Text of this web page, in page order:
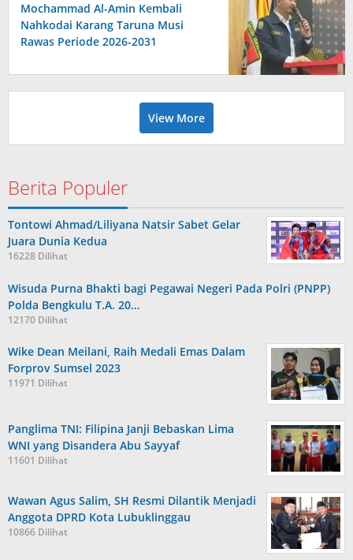
Mochammad Al-Amin Kembali
Nahkodai Karang Taruna Musi
Rawas Periode 2026-2031
View More
Berita Populer
Tontowi Ahmad/Liliyana Natsir Sabet Gelar
Juara Dunia Kedua
16228 Dilihat
Wisuda Purna Bhakti bagi Pegawai Negeri Pada Polri (PNPP)
Polda Bengkulu T.A. 20…
12170 Dilihat
Wike Dean Meilani, Raih Medali Emas Dalam
Forprov Sumsel 2023
11971 Dilihat
Panglima TNI: Filipina Janji Bebaskan Lima
WNI yang Disandera Abu Sayyaf
11601 Dilihat
Wawan Agus Salim, SH Resmi Dilantik Menjadi
Anggota DPRD Kota Lubuklinggau
10866 Dilihat